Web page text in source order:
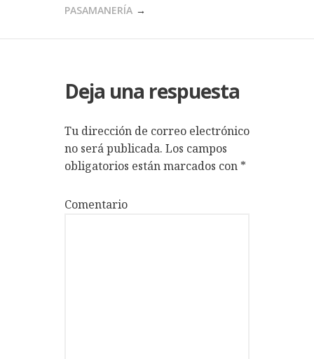
PASAMANERÍA
Deja una respuesta
Tu dirección de correo electrónico
no será publicada. Los campos
obligatorios están marcados con *
Comentario